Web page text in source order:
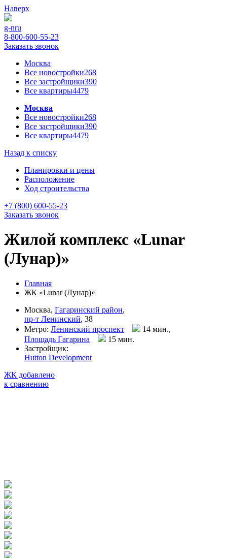
Наверх
g-nru
8-800-600-55-23
Заказать звонок
Москва
Все новостройки268
Все застройщики390
Все квартиры4479
Москва
Все новостройки268
Все застройщики390
Все квартиры4479
Назад к списку
Планировки и цены
Расположение
Ход строительства
+7 (800) 600-55-23
Заказать звонок
Жилой комплекс «Lunar
(Лунар)»
Главная
ЖК «Lunar (Лунар)»
Москва, Гагаринский район,
пр-т Ленинский, 38
Метро: Ленинский проспект
14 мин.,
Площадь Гагарина
15 мин.
Застройщик:
Hutton Development
ЖК добавлено
к сравнению